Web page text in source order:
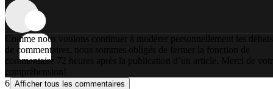
Comme nous voulons continuer à modérer personnellement les débats
de commentaires, nous sommes obligés de fermer la fonction de
commentaire 72 heures après la publication d’un article. Merci de
compréhension!
6 Afficher tous les commentaires